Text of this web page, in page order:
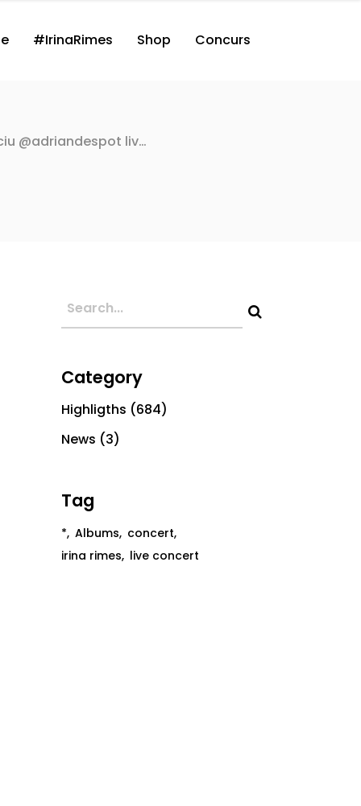
#IrinaRimes Shop Concurs
@adriandespot liv…
Category
Highligths (684)
News (3)
Tag
* Albums concert
irina rimes live concert